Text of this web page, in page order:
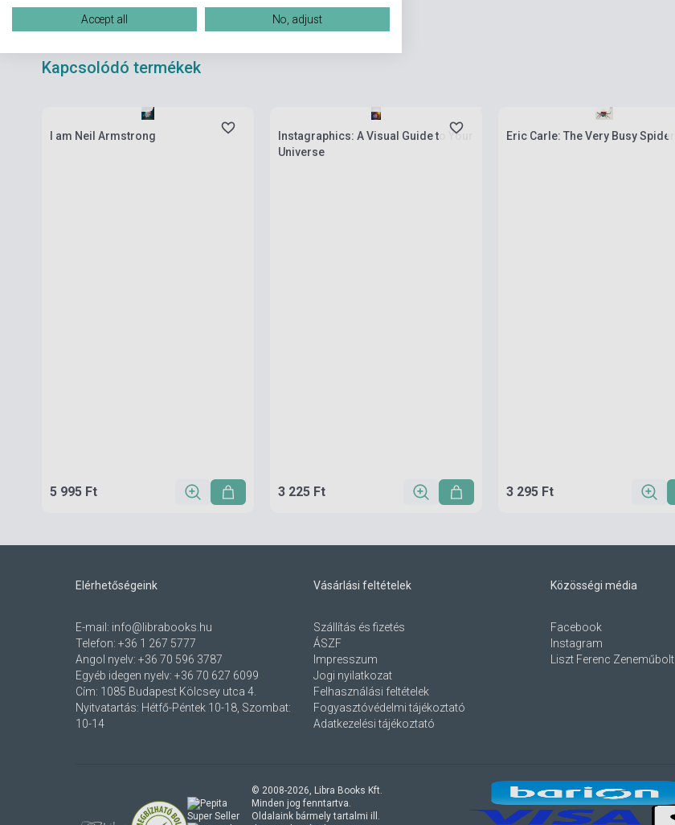
Kapcsolódó termékek
I am Neil Armstrong
5 995 Ft
Instagraphics: A Visual Guide to Your
Universe
3 225 Ft
Eric Carle: The Very Busy Spider
3 295 Ft
Elérhetőségeink
E-mail: info@librabooks.hu
Telefon: +36 1 267 5777
Angol nyelv: +36 70 596 3787
Egyéb idegen nyelv: +36 70 627 6099
Cím: 1085 Budapest Kölcsey utca 4.
Nyitvatartás: Hétfő-Péntek 10-18, Szombat:
10-14
Vásárlási feltételek
Szállítás és fizetés
ÁSZF
Impresszum
Jogi nyilatkozat
Felhasználási feltételek
Fogyasztóvédelmi tájékoztató
Adatkezelési tájékoztató
Közösségi média
Facebook
Instagram
Liszt Ferenc Zeneműbolt
© 2008-2026, Libra Books Kft.
Minden jog fenntartva.
Oldalaink bármely tartalmi ill.
Accept all No, adjust